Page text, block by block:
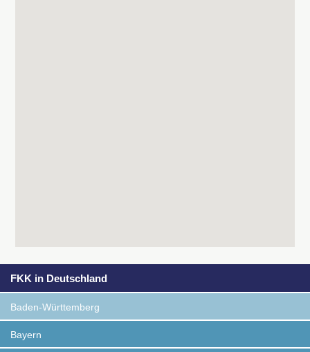
FKK in Deutschland
Baden-Württemberg
Bayern